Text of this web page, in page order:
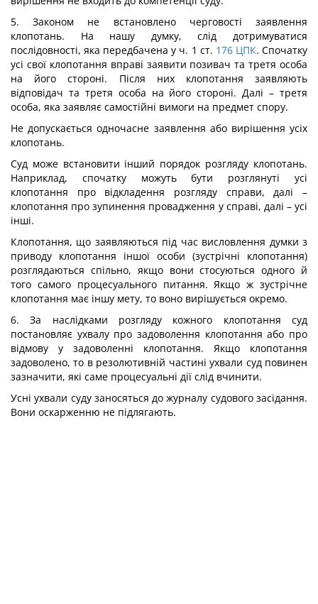
5. Законом не встановлено черговості заявлення
клопотань. На нашу думку, слід дотримуватися
послідовності, яка передбачена у ч. 1 ст. 176 ЦПК. Спочатку
усі свої клопотання вправі заявити позивач та третя особа
на його стороні. Після них клопотання заявляють
відповідач та третя особа на його стороні. Далі – третя
особа, яка заявляє самостійні вимоги на предмет спору.
Не допускається одночасне заявлення або вирішення усіх
клопотань.
Суд може встановити інший порядок розгляду клопотань.
Наприклад, спочатку можуть бути розглянуті усі
клопотання про відкладення розгляду справи, далі –
клопотання про зупинення провадження у справі, далі – усі
інші.
Клопотання, що заявляються під час висловлення думки з
приводу клопотання іншої особи (зустрічні клопотання)
розглядаються спільно, якщо вони стосуються одного й
того самого процесуального питання. Якщо ж зустрічне
клопотання має іншу мету, то воно вирішується окремо.
6. За наслідками розгляду кожного клопотання суд
постановляє ухвалу про задоволення клопотання або про
відмову у задоволенні клопотання. Якщо клопотання
задоволено, то в резолютивній частині ухвали суд повинен
зазначити, які саме процесуальні дії слід вчинити.
Усні ухвали суду заносяться до журналу судового засідання.
Вони оскарженню не підлягають.